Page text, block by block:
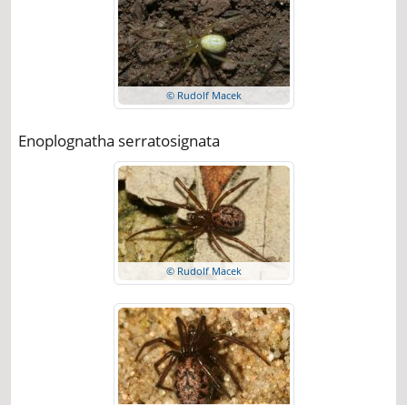
© Rudolf Macek
Enoplognatha serratosignata
© Rudolf Macek